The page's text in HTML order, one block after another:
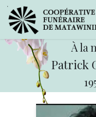
À la
Patrick